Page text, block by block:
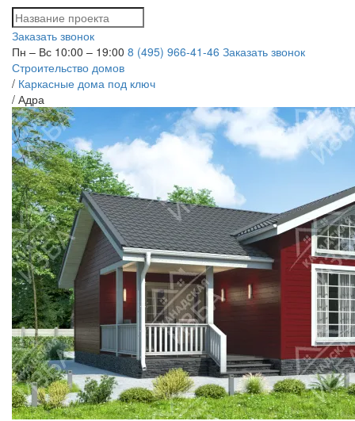
Заказать звонок
Пн – Вс 10:00 – 19:00 8 (495) 966-41-46 Заказать звонок
Строительство домов
/ Каркасные дома под ключ
/ Адра